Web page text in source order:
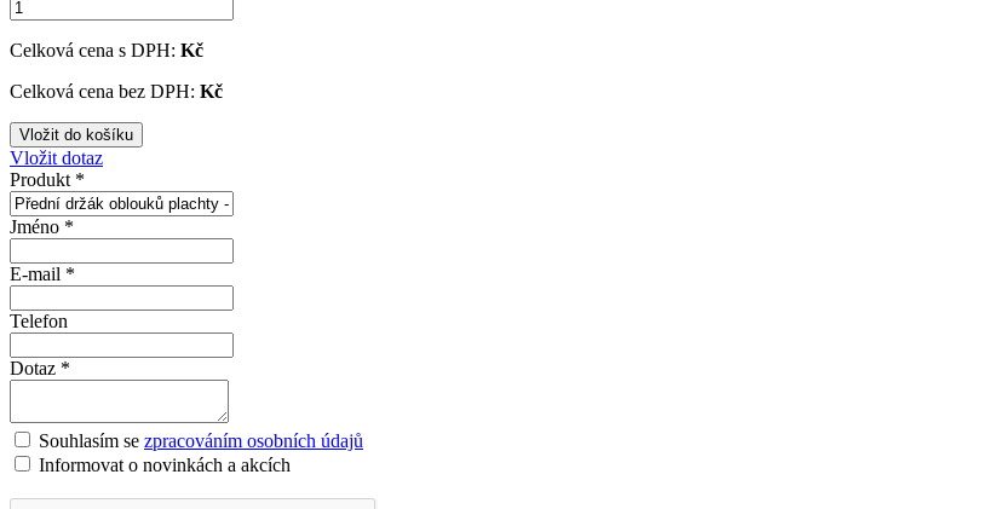
Celková cena s DPH: Kč
Celková cena bez DPH: Kč
Vložit dotaz
Produkt *
Jméno *
E-mail *
Telefon
Dotaz *
Souhlasím se zpracováním osobních údajů
Informovat o novinkách a akcích